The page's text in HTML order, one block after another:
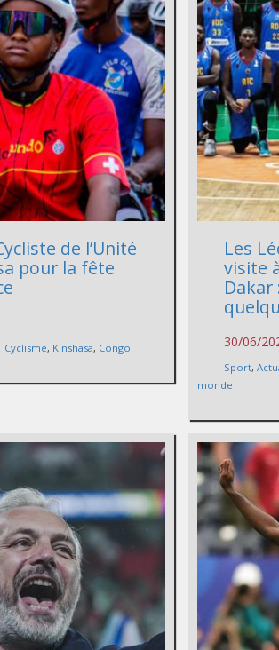
de l’Unité
pour la fête
Cyclisme, Kinshasa, Congo
Les
visite
30/06/
Sport,
monde